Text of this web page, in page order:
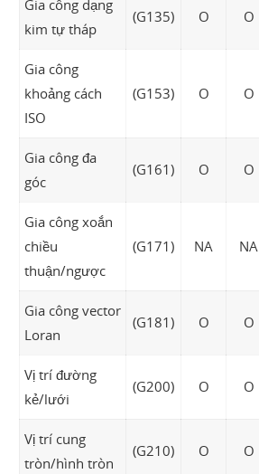
Gia công dạng
kim tự tháp
(G135) O O
Gia công
khoảng cách
ISO
(G153) O O
Gia công đa
góc
(G161) O O
Gia công xoắn
chiều
thuận/ngược
(G171) NA NA
Gia công vector
Loran
(G181) O O
Vị trí đường
kẻ/lưới
(G200) O O
Vị trí cung
tròn/hình tròn
(G210) O O